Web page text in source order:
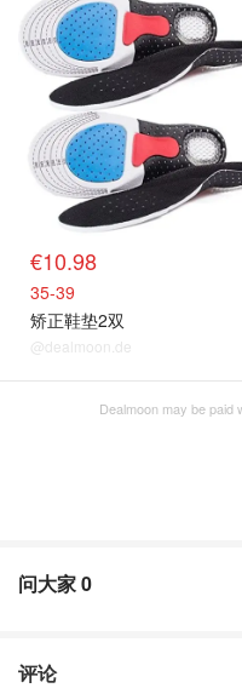
€10.98
35-39
矫正鞋垫2双
@dealmoon.de
Dealmoon may be paid
问大家0
评论